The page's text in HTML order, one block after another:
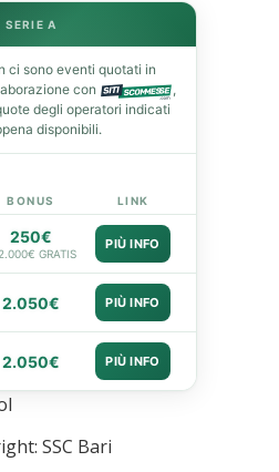
SERIE A
ci sono eventi quotati in
con
,
degli operatori indicati
disponibili.
BONUS LINK
250€
GRATIS
PIÙ INFO
2.050€ PIÙ INFO
2.050€ PIÙ INFO
SSC Bari